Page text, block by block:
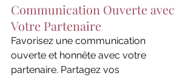
Communication Ouverte avec
Votre Partenaire
Favorisez une communication
ouverte et honnête avec votre
partenaire. Partagez vos